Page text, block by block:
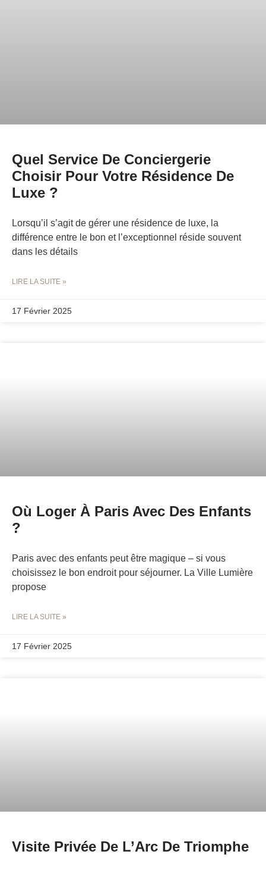
Quel Service De Conciergerie
Choisir Pour Votre Résidence De
Luxe ?
Lorsqu’il s’agit de gérer une résidence de luxe, la
différence entre le bon et l’exceptionnel réside souvent
dans les détails
LIRE LA SUITE »
17 Février 2025
Où Loger À Paris Avec Des Enfants
?
Paris avec des enfants peut être magique – si vous
choisissez le bon endroit pour séjourner. La Ville Lumière
propose
LIRE LA SUITE »
17 Février 2025
Visite Privée De L’Arc De Triomphe